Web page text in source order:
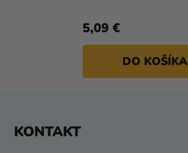
5,09 €
DO KOŠÍKA
KONTAKT